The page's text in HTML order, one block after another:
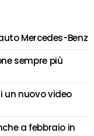
Mercedes-Benz
sempre più
un nuovo video
a febbraio in